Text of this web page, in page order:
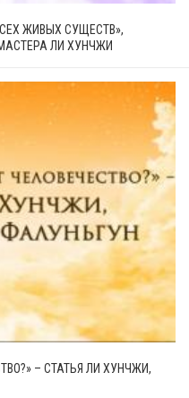
ЖИВЫХ СУЩЕСТВ»,
ЛИ ХУНЧЖИ
– СТАТЬЯ ЛИ ХУНЧЖИ,